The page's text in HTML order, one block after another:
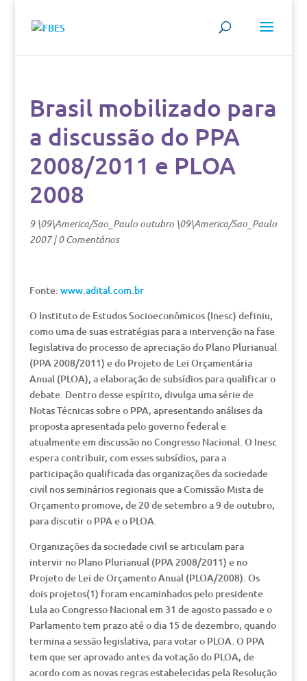
Brasil mobilizado para
a discussão do PPA
2008/2011 e PLOA
2008
9 \09\America/Sao_Paulo outubro \09\America/Sao_Paulo
2007|0 Comentários
Fonte: www.adital.com.br
O Instituto de Estudos Socioeconômicos (Inesc) definiu,
como uma de suas estratégias para a intervenção na fase
legislativa do processo de apreciação do Plano Plurianual
(PPA 2008/2011) e do Projeto de Lei Orçamentária
Anual (PLOA), a elaboração de subsídios para qualificar o
debate. Dentro desse espírito, divulga uma série de
Notas Técnicas sobre o PPA, apresentando análises da
proposta apresentada pelo governo federal e
atualmente em discussão no Congresso Nacional. O Inesc
espera contribuir, com esses subsídios, para a
participação qualificada das organizações da sociedade
civil nos seminários regionais que a Comissão Mista de
Orçamento promove, de 20 de setembro a 9 de outubro,
para discutir o PPA e o PLOA.
Organizações da sociedade civil se articulam para
intervir no Plano Plurianual (PPA 2008/2011) e no
Projeto de Lei de Orçamento Anual (PLOA/2008). Os
dois projetos(1) foram encaminhados pelo presidente
Lula ao Congresso Nacional em 31 de agosto passado e o
Parlamento tem prazo até o dia 15 de dezembro, quando
termina a sessão legislativa, para votar o PLOA. O PPA
tem que ser aprovado antes da votação do PLOA, de
acordo com as novas regras estabelecidas pela Resolução